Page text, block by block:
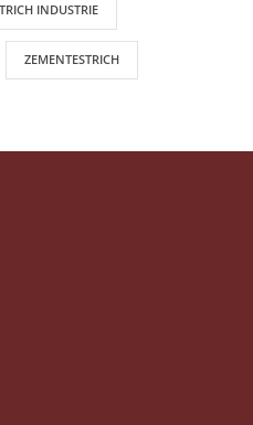
INDUSTRIE
ZEMENTESTRICH